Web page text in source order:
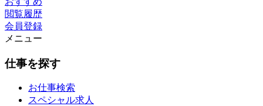
閲覧履歴
会員登録
メニュー
仕事を探す
お仕事検索
スペシャル求人